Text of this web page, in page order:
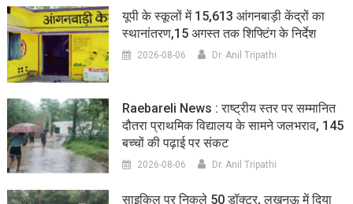
यूपी के स्कूलों में 15,613 आंगनबाड़ी केंद्रों का
स्थानांतरण,15 अगस्त तक शिफ्टिंग के निर्देश
2026-08-06 Dr. Anil Tripathi
Raebareli News : राष्ट्रीय स्तर पर सम्मानित
दौतरा प्राथमिक विद्यालय के सामने जलभराव, 145
बच्चों की पढ़ाई पर संकट
2026-08-06 Dr. Anil Tripathi
साइकिल पर निकले 50 डॉक्टर, लखनऊ में दिया